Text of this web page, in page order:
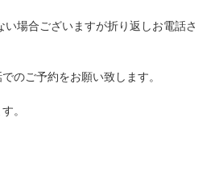
場合ございますが折り返しお電話さ
のご予約をお願い致します。
。